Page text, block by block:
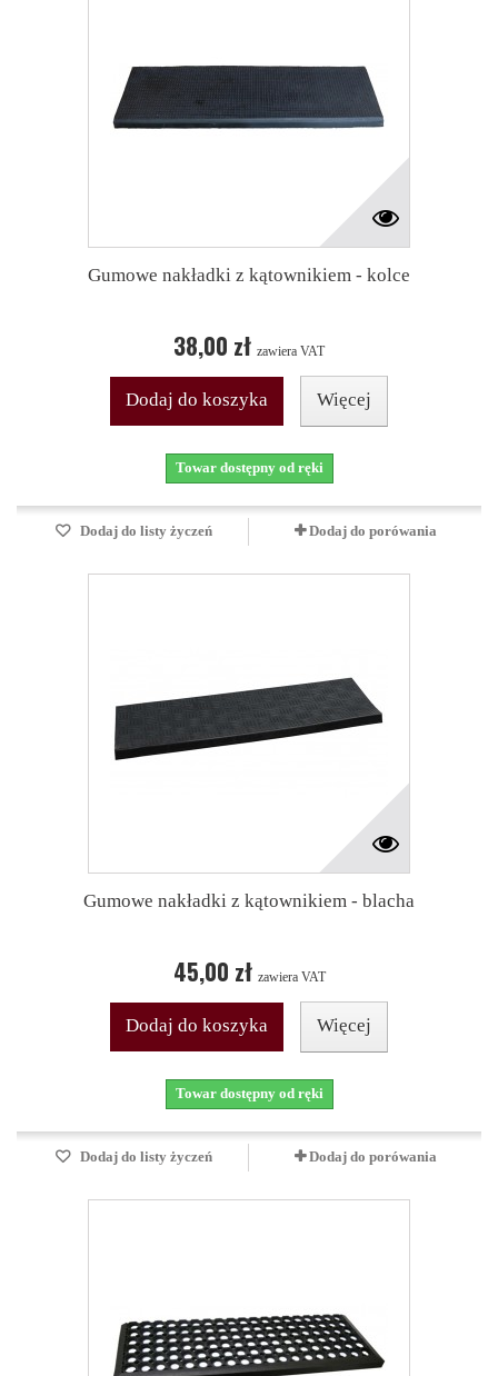
Gumowe nakładki z kątownikiem - kolce
38,00 zł zawiera VAT
Dodaj do koszyka Więcej
Towar dostępny od ręki
Dodaj do listy życzeń Dodaj do porówania
Gumowe nakładki z kątownikiem - blacha
45,00 zł zawiera VAT
Dodaj do koszyka Więcej
Towar dostępny od ręki
Dodaj do listy życzeń Dodaj do porówania